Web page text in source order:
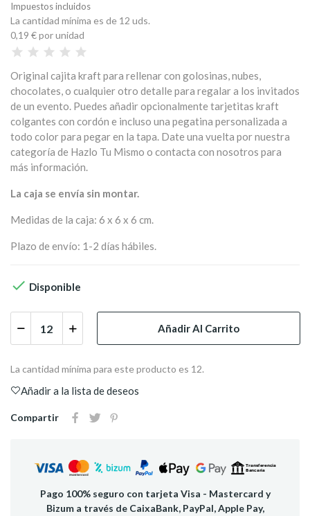
Impuestos incluidos
La cantidad mínima es de 12 uds.
0,19 €por unidad
Original cajita kraft para rellenar con golosinas, nubes,
chocolates, o cualquier otro detalle para regalar a los invitados
de un evento. Puedes añadir opcionalmente tarjetitas kraft
colgantes con cordón e incluso una pegatina personalizada a
todo color para pegar en la tapa. Date una vuelta por nuestra
categoría de Hazlo Tu Mismo o contacta con nosotros para
más información.
La caja se envía sin montar.
Medidas de la caja: 6 x 6 x 6 cm.
Plazo de envío: 1-2 días hábiles.
 Disponible
Añadir Al Carrito
La cantidad mínima para este producto es 12.
Añadir a la lista de deseos
Compartir
Pago 100% seguro con tarjeta Visa - Mastercard y
Bizum a través de CaixaBank, PayPal, Apple Pay,